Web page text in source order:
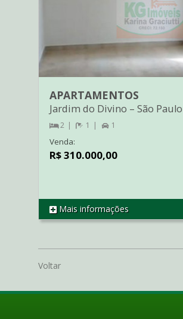
REF AP2723
APARTAMENTOS
Jardim do Divino – São Paulo
2 1 1
Venda:
R$ 310.000,00
Mais informações
Voltar